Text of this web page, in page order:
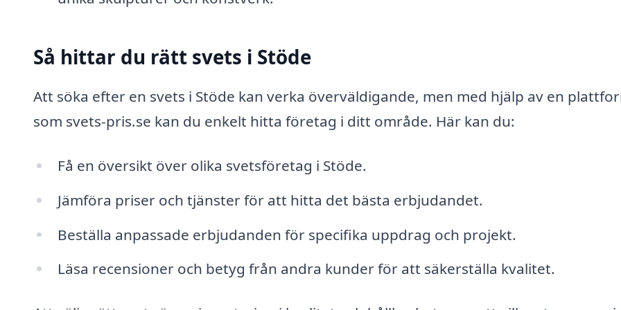
Så hittar du rätt svets i Stöde
Att söka efter en svets i Stöde kan verka överväldigande, men med hjälp av en
som svets-pris.se kan du enkelt hitta företag i ditt område. Här kan du:
Få en översikt över olika svetsföretag i Stöde.
Jämföra priser och tjänster för att hitta det bästa erbjudandet.
Beställa anpassade erbjudanden för specifika uppdrag och projekt.
Läsa recensioner och betyg från andra kunder för att säkerställa kvalitet.